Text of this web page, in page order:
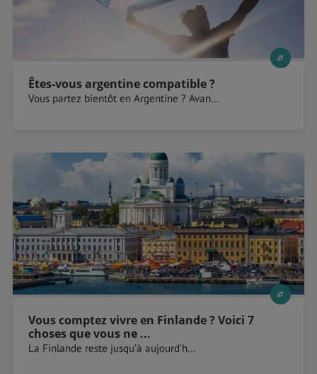
Êtes-vous argentine compatible ?
Vous partez bientôt en Argentine ? Avan...
Vous comptez vivre en Finlande ? Voici 7
choses que vous ne ...
La Finlande reste jusqu’à aujourd’h...